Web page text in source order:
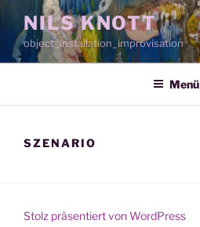
Inhalt
springen
NILS KNOTT
object_installation_improvisation
Menü
SZENARIO
Stolz präsentiert von WordPress